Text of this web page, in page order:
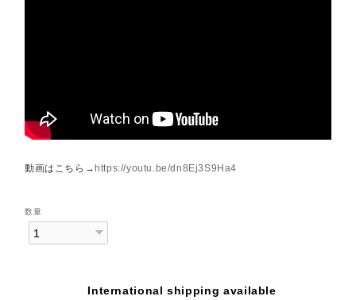
動画はこちら→https://youtu.be/dn8Ej3S9Ha4
数量
International shipping available